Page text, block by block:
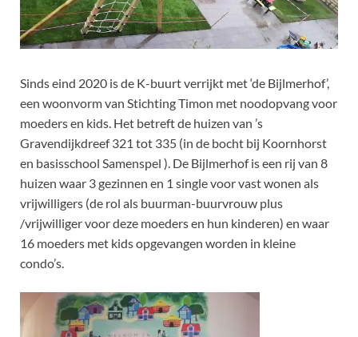
Sinds eind 2020 is de K-buurt verrijkt met ‘de Bijlmerhof’,
een woonvorm van Stichting Timon met noodopvang voor
moeders en kids. Het betreft de huizen van ’s
Gravendijkdreef 321 tot 335 (in de bocht bij Koornhorst
en basisschool Samenspel ). De Bijlmerhof is een rij van 8
huizen waar 3 gezinnen en 1 single voor vast wonen als
vrijwilligers (de rol als buurman-buurvrouw plus
/vrijwilliger voor deze moeders en hun kinderen) en waar
16 moeders met kids opgevangen worden in kleine
condo’s.